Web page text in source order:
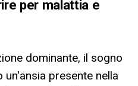
per malattia e
dominante, il sogno
presente nella